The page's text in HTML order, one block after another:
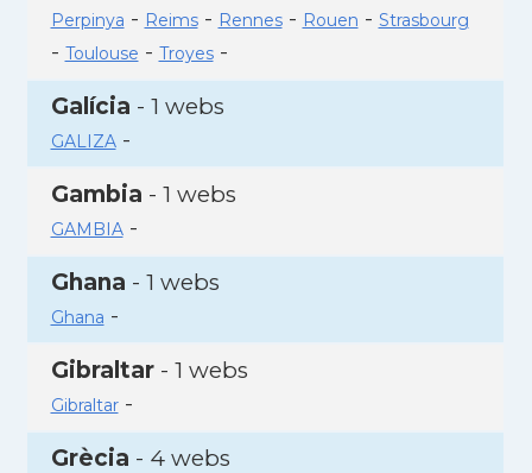
Perpinya - Reims- Rennes- Rouen - Strasbourg
- Toulouse - Troyes-
Galícia - 1 webs
GALIZA-
Gambia - 1 webs
GAMBIA-
Ghana - 1 webs
Ghana -
Gibraltar- 1 webs
Gibraltar-
Grècia - 4 webs